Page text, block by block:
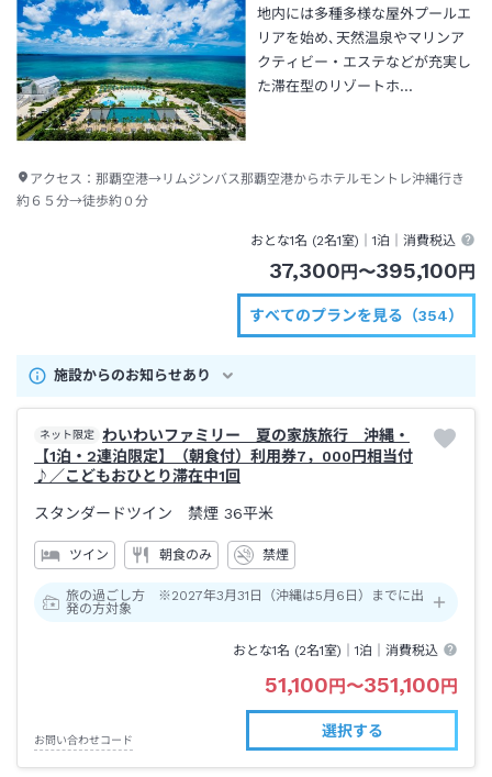
地内には多種多様な屋外プールエ
リアを始め､天然温泉やマリンア
クティビー・エステなどが充実し
た滞在型のリゾートホ…
アクセス： 那覇空港→リムジンバス那覇空港からホテルモントレ沖縄行き
約６５分→徒歩約０分
おとな1名 (2名1室)｜1泊 ｜消費税込
37,300円〜395,100円
すべてのプランを見る（354）
施設からのお知らせあり
ネット限定
わいわいファミリー 夏の家族旅行 沖縄・
【1泊・2連泊限定】（朝食付）利用券7，000円相当付
♪／こどもおひとり滞在中1回
スタンダードツイン 禁煙 36平米
ツイン 朝食のみ 禁煙
旅の過ごし方 ※2027年3月31日（沖縄は5月6日）までに出
発の方対象
おとな1名 (2名1室)｜1泊 ｜消費税込
51,100 円 〜351,100 円
お問い合わせコード
選択する